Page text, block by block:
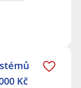
Kč